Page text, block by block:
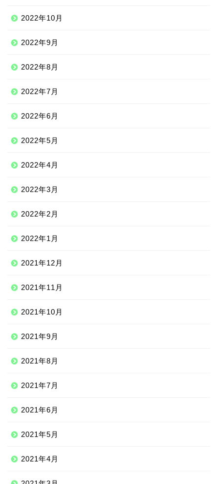
2022年10月
2022年9月
2022年8月
2022年7月
2022年6月
2022年5月
2022年4月
2022年3月
2022年2月
2022年1月
2021年12月
2021年11月
2021年10月
2021年9月
2021年8月
2021年7月
2021年6月
2021年5月
2021年4月